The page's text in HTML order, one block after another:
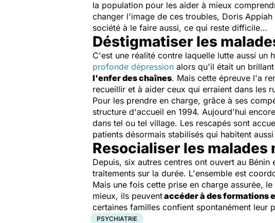
la population pour les aider à mieux
changer l'image de ces troubles, Doris
société à le faire aussi, ce qui reste difficile…
Déstigmatiser les
C'est une réalité contre laquelle lutte aussi
profonde dépression alors qu'il était un
l'enfer des chaînes. Mais cette épreuve l'a
recueillir et à aider ceux qui erraient dans les
Pour les prendre en charge, grâce à ses
structure d'accueil en 1994. Aujourd'hui
dans tel ou tel village. Les rescapés sont
patients désormais stabilisés qui habitent
Resocialiser les malades
Depuis, six autres centres ont ouvert au
traitements sur la durée. L'ensemble est
Mais une fois cette prise en charge assurée,
mieux, ils peuventaccéder à des formations
certaines familles confient spontanément leur
PSYCHIATRIE